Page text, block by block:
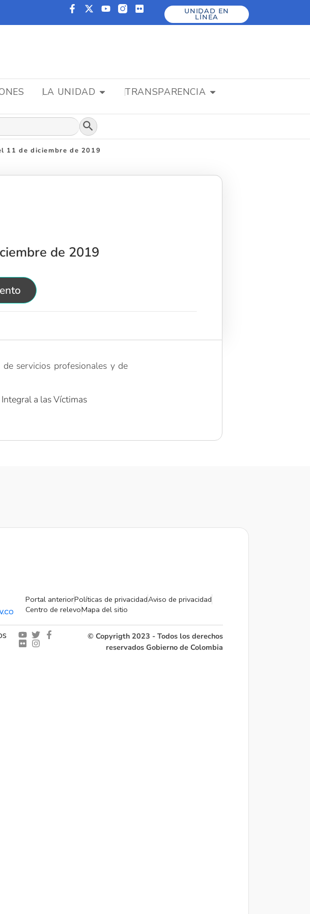
UNIDAD EN
LÍNEA
LA UNIDAD TRANSPARENCIA
Botón de búsqueda
11 de diciembre de 2019
de 2019
servicios profesionales y de
a las Víctimas
Portal anteriorPolíticas de privacidadAviso de privacidad
Centro de relevoMapa del sitio
© Copyrigth 2023 - Todos los derechos
reservados Gobierno de Colombia